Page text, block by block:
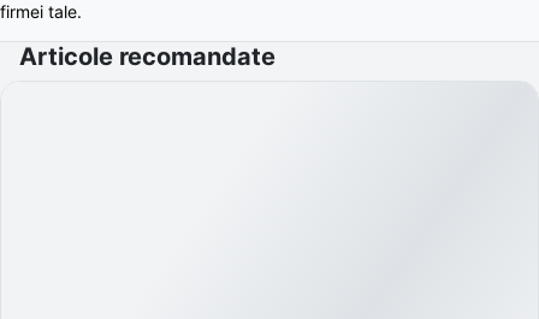
firmei tale.
Articole recomandate